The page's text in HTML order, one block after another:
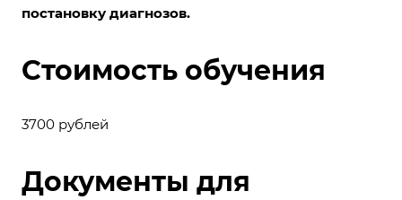
постановку диагнозов.
Стоимость обучения
3700 рублей
Документы для